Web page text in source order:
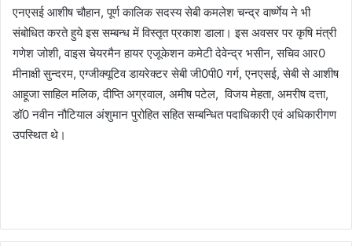
एनएसई आशीष चौहान, पूर्ण कालिक सदस्य सेबी कमलेश चन्द्र वार्ष्णेय ने भी
संबोधित करते हुये इस सम्बन्ध में विस्तृत प्रकाश डाला। इस अवसर पर कृषि मंत्री
गणेश जोशी, वाइस चेयरमैन हायर एजूकेशन कमेटी देवेन्द्र भसीन, सचिव आर0
मीनाक्षी सुन्दरम, एग्जीक्यूटिव डायरेक्टर सेबी जी0पी0 गर्ग, एनएसई, सेबी से आशीष
आहूजा साहिल मलिक, दीप्ति अग्रवाल, अमीष पटेल, विजय मेहता, अमरीष दत्ता,
डॉ0 नवीन नौटियाल अंशुमान पुरोहित सहित सम्बन्धित पदाधिकारी एवं अधिकारीगण
उपस्थित थे।